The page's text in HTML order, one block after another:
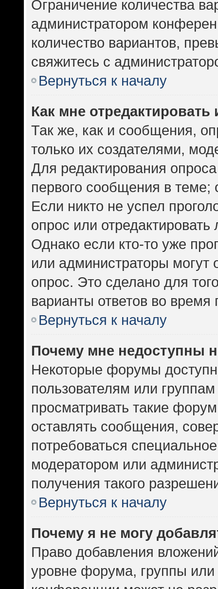
Ограничение количества
администратором
количество вариантов,
свяжитесь с
Вернуться к началу
Как мне
Так же, как и сообщения,
только их создателями,
Для редактирования
первого сообщения в теме;
Если никто не успел
опрос или
Однако если кто-то уже
или администраторы могут
опрос. Это сделано для
варианты ответов во время
Вернуться к началу
Почему мне недоступны
Некоторые форумы
пользователям или
просматривать такие
оставлять сообщения,
потребоваться
модератором или
получения такого
Вернуться к началу
Почему я не могу
Право добавления
уровне форума, группы или